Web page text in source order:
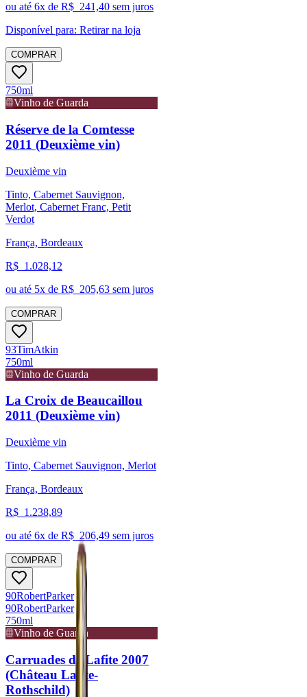
ou até 6x de R$ 241,40 sem juros
Disponível para: Retirar na loja
COMPRAR
750ml
Vinho de Guarda
Réserve de la Comtesse
2011 (Deuxième vin)
Deuxième vin
Tinto, Cabernet Sauvignon,
Merlot, Cabernet Franc, Petit
Verdot
França, Bordeaux
R$ 1.028,12
ou até 5x de R$ 205,63 sem juros
COMPRAR
93TimAtkin
750ml
Vinho de Guarda
La Croix de Beaucaillou
2011 (Deuxième vin)
Deuxième vin
Tinto, Cabernet Sauvignon, Merlot
França, Bordeaux
R$ 1.238,89
ou até 6x de R$ 206,49 sem juros
COMPRAR
90RobertParker
90RobertParker
750ml
Vinho de Guarda
Carruades de Lafite 2007
(Château Lafite-
Rothschild)